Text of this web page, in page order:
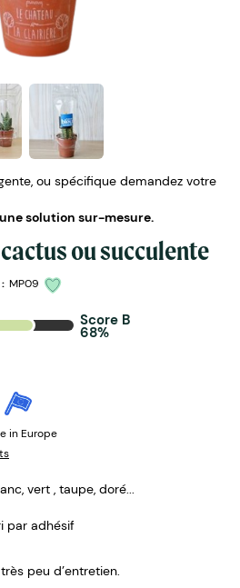
ou spécifique demandez votre
solution sur-mesure.
ou succulente
MP09
Score B
68%
in Europe
vert , taupe, doré...
par adhésif
peu d’entretien.